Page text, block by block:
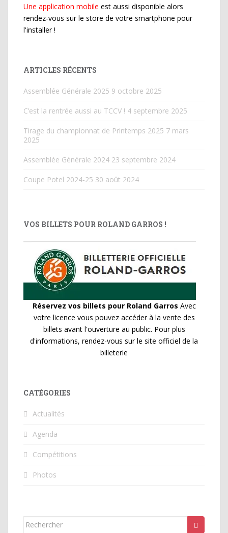
Une application mobile est aussi disponible alors
rendez-vous sur le store de votre smartphone pour
l'installer !
ARTICLES RÉCENTS
Assemblée Générale 2025 9 octobre 2025
C’est la rentrée aussi au TCCV ! 4 septembre 2025
Tirage du championnat de Printemps 2025 7 mars
2025
Assemblée Générale 2024 23 septembre 2024
Coupe Potel 2024-25 30 août 2024
VOS BILLETS POUR ROLAND GARROS !
Réservez vos billets pour Roland Garros Avec
votre licence vous pouvez accéder à la vente des
billets avant l'ouverture au public. Pour plus
d'informations, rendez-vous sur le site officiel de la
billeterie
CATÉGORIES
Actualités
Agenda
Compétitions
Photos
Rechercher...